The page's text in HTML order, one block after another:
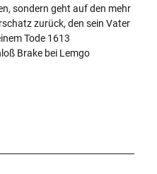
sondern geht auf den mehr
zurück, den sein Vater
Tode 1613
Brake bei Lemgo